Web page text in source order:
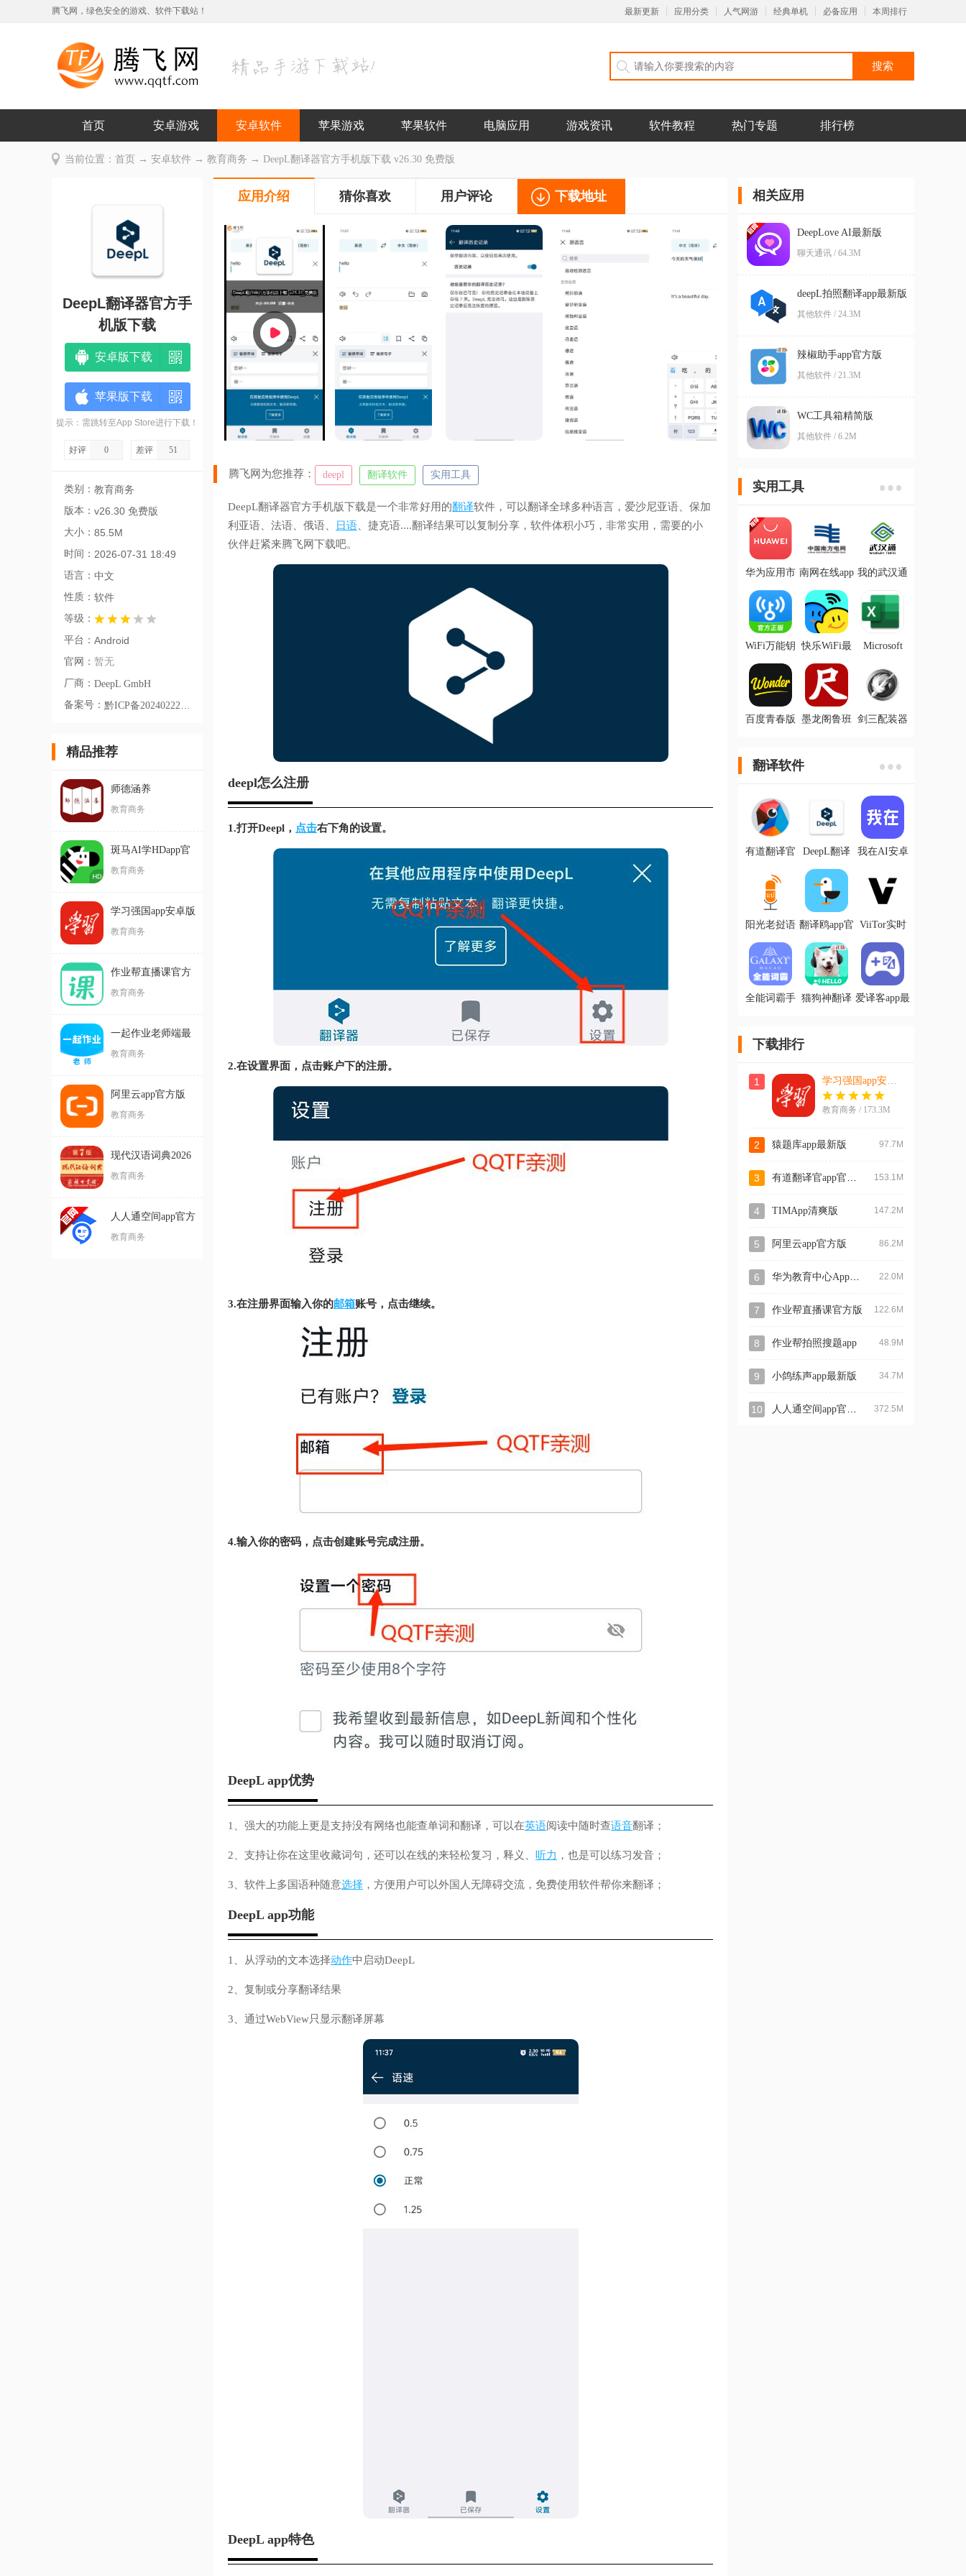
腾飞网，绿色安全的游戏、软件下载站！ 最新更新 应用分类 人气网游 经典单机 必备应用 本周排行
首页 安卓游戏 安卓软件 苹果游戏 苹果软件 电脑应用 游戏资讯 软件教程 热门专题 排行榜
当前位置： 首页 → 安卓软件 → 教育商务 → DeepL翻译器官方手机版下载 v26.30 免费版
DeepL翻译器官方手
机版下载
安卓版下载
苹果版下载
提示：需跳转至App Store进行下载！
好评 0 差评 51
类别： 教育商务
版本： v26.30 免费版
大小： 85.5M
时间： 2026-07-31 18:49
语言： 中文
性质： 软件
等级：
平台： Android
官网： 暂无
厂商： DeepL GmbH
备案号： 黔ICP备2024022249号-13A
精品推荐
师德涵养
教育商务
斑马AI学HDapp官
方版
教育商务
学习强国app安卓版
教育商务
作业帮直播课官方
版
教育商务
一起作业老师端最
新版
教育商务
阿里云app官方版
教育商务
现代汉语词典2026
最新版
教育商务
人人通空间app官方
版
教育商务
应用介绍 猜你喜欢 用户评论 下载地址
腾飞网为您推荐： deepl 翻译软件 实用工具
DeepL翻译器官方手机版下载是一个非常好用的翻译软件，可以翻译全球多种语言，爱沙尼亚语、保加
利亚语、法语、俄语、
日语 、捷克语....翻译结果可以复制分享，软件体积小巧，非常实用，需要的小
伙伴赶紧来腾飞网下载吧。
deepl怎么注册
1.打开Deepl， 点击右下角的设置。
2.在设置界面，点击账户下的注册。
3.在注册界面输入你的邮箱账号，点击继续。
4.输入你的密码，点击创建账号完成注册。
DeepL app优势
1、强大的功能上更是支持没有网络也能查单词和翻译，可以在英语阅读中随时查语音翻译；
2、支持让你在这里收藏词句，还可以在线的来轻松复习，释义、 听力 ，也是可以练习发音；
3、软件上多国语种随意选择 ，方便用户可以外国人无障碍交流，免费使用软件帮你来翻译；
DeepL app功能
1、从浮动的文本选择动作中启动DeepL
2、复制或分享翻译结果
3、通过WebView只显示翻译屏幕
DeepL app特色
相关应用
DeepLove AI最新版
聊天通讯 / 64.3M
deepL拍照翻译app最新版
其他软件 / 24.3M
辣椒助手app官方版
其他软件 / 21.3M
WC工具箱精简版
其他软件 / 6.2M
实用工具
华为应用市 南网在线app
件
我的武汉通
通)软件
WiFi万能钥
快乐WiFi最
Microsoft
机版
百度青春版
墨龙阁鲁班 剑三配装器
翻译软件
有道翻译官
DeepL翻译
版下载
我在AI安卓
阳光老挝语 翻译鸥app官 ViiTor实时
全能词霸手 猫狗神翻译 爱译客app最
下载排行
1 学习强国app安卓版
教育商务 / 173.3M
2 猿题库app最新版 97.7M
3 153.1M
4 TIMApp清爽版 147.2M
5 阿里云app官方版 86.2M
6 22.0M
7 作业帮直播课官方版 122.6M
8 作业帮拍照搜题app 48.9M
9 小鸽练声app最新版 34.7M
10 372.5M